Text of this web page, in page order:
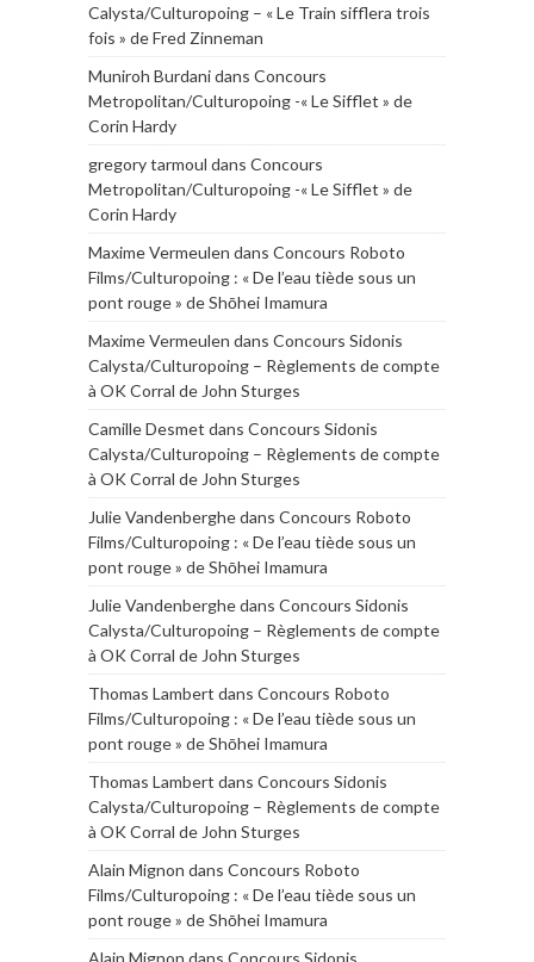
Calysta/Culturopoing – « Le Train sifflera trois
fois » de Fred Zinneman
Muniroh Burdanidans Concours
Metropolitan/Culturopoing -« Le Sifflet » de
Corin Hardy
gregory tarmoul dans Concours
Metropolitan/Culturopoing -« Le Sifflet » de
Corin Hardy
Maxime Vermeulen dans Concours Roboto
Films/Culturopoing : « De l’eau tiède sous un
pont rouge » de Shōhei Imamura
Maxime Vermeulen dans Concours Sidonis
Calysta/Culturopoing – Règlements de compte
à OK Corral de John Sturges
Camille Desmet dans Concours Sidonis
Calysta/Culturopoing – Règlements de compte
à OK Corral de John Sturges
Julie Vandenberghedans Concours Roboto
Films/Culturopoing : « De l’eau tiède sous un
pont rouge » de Shōhei Imamura
Julie Vandenberghedans Concours Sidonis
Calysta/Culturopoing – Règlements de compte
à OK Corral de John Sturges
Thomas Lambert dans Concours Roboto
Films/Culturopoing : « De l’eau tiède sous un
pont rouge » de Shōhei Imamura
Thomas Lambert dans Concours Sidonis
Calysta/Culturopoing – Règlements de compte
à OK Corral de John Sturges
Alain Mignon dans Concours Roboto
Films/Culturopoing : « De l’eau tiède sous un
pont rouge » de Shōhei Imamura
Alain Mignon dans Concours Sidonis